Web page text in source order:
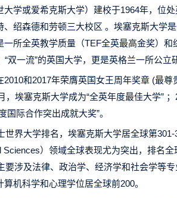
大学或爱希克斯大学）建校于1964年，位
、绍森德和劳顿三大校区 。埃塞克斯大学
一所全英教学质量（TEF全英最高金奖）和
“双一流”的英国大学，更是英格兰一所公立
2010和2017年荣膺英国女王周年奖章 (最尊
，埃塞克斯大学成为“全英年度最佳大学”
国际合作突出成就大奖”。
世界大学排名，埃塞克斯大学居全球第
Sciences）领域全球表现尤为突出，排名全
要涉及法律、政治学、经济学和社会学等专
算机科学和心理学位居全球前200。